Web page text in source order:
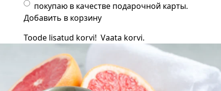
покупаю в качестве подарочной карты.
Добавить в корзину
Toode lisatud korvi! Vaata korvi.